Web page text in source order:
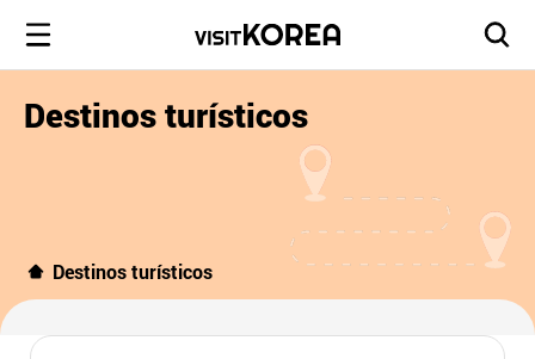
Destinos turísticos
Destinos turísticos